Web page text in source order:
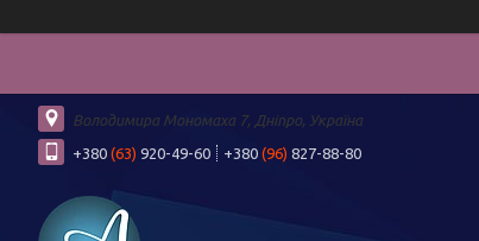
Володимира Мономаха 7, Дніпро, Україна
+380 (63) 920-49-60 +380 (96) 827-88-80